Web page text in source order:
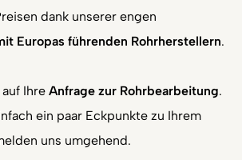
dank unserer engen
Europas führenden Rohrherstellern.
Ihre Anfrage zur Rohrbearbeitung.
ein paar Eckpunkte zu Ihrem
uns umgehend.